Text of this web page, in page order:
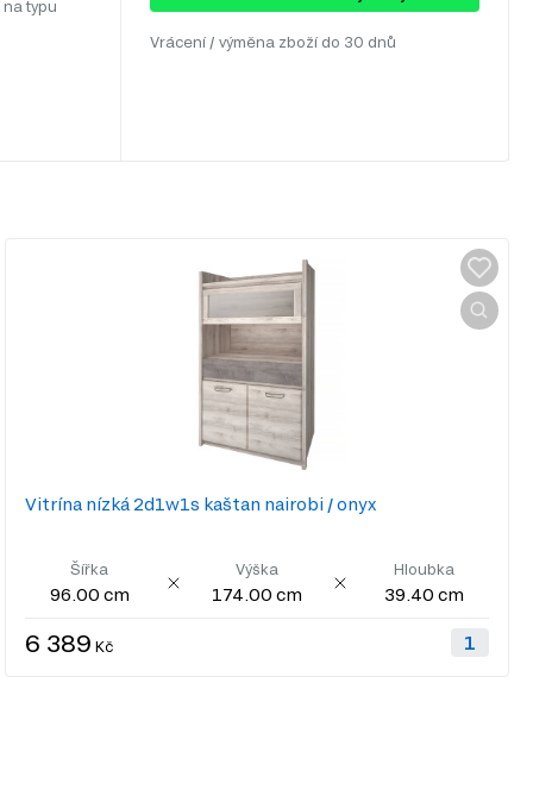
typu
Vrácení / výměna zboží do 30 dnů
Vitrína nízká 2d1w1s kaštan nairobi / onyx
Šířka
96.00 cm
Výška
174.00 cm
Hloubka
39.40 cm
6 389 Kč